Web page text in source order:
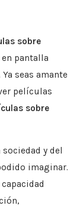
sobre
pantalla
seas amante
películas
sobre
y del
imaginar.